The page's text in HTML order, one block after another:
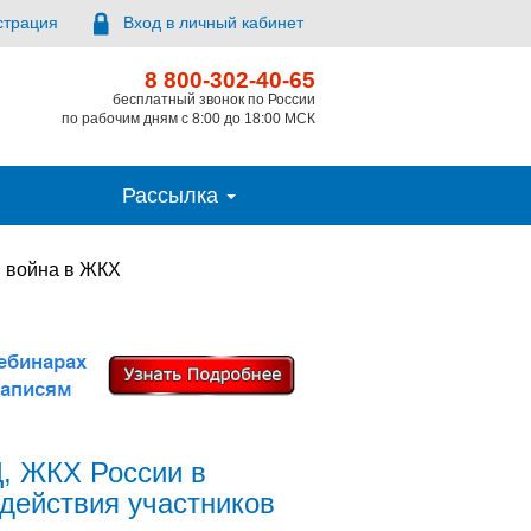
Вход в личный кабинет
8 800-302-40-65
бесплатный звонок по России
по рабочим дням с 8:00 до 18:00 МСК
Рассылка
война в ЖКХ
ЖКХ России в
участников